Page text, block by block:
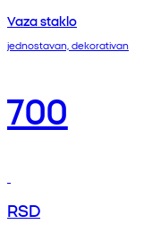
Vaza staklo
jednostavan, dekorativan
700
RSD